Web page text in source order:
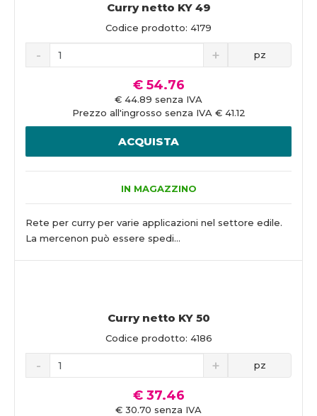
Curry netto KY 49
Codice prodotto: 4179
€ 54.76
€ 44.89 senza IVA
Prezzo all'ingrosso senza IVA € 41.12
pz
ACQUISTA
IN MAGAZZINO
Rete per curry per varie applicazioni nel settore edile.
La mercenon può essere spedi...
Curry netto KY 50
Codice prodotto: 4186
€ 37.46
€ 30.70 senza IVA
pz